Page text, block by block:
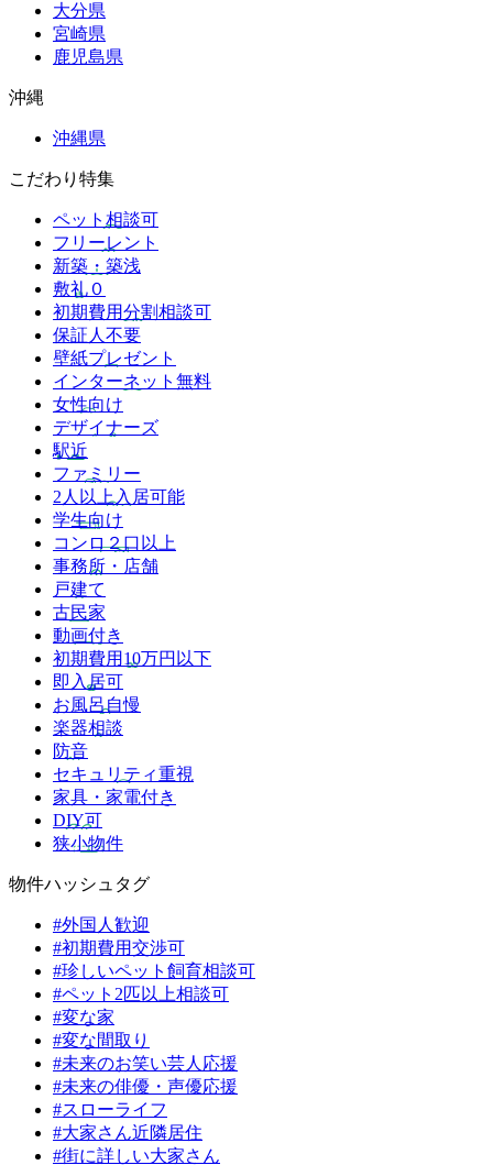
大分県
宮崎県
鹿児島県
沖縄
沖縄県
こだわり特集
ペット相談可
フリーレント
新築・築浅
敷礼０
初期費用分割相談可
保証人不要
壁紙プレゼント
インターネット無料
女性向け
デザイナーズ
駅近
ファミリー
2人以上入居可能
学生向け
コンロ２口以上
事務所・店舗
戸建て
古民家
動画付き
初期費用10万円以下
即入居可
お風呂自慢
楽器相談
防音
セキュリティ重視
家具・家電付き
DIY可
狭小物件
物件ハッシュタグ
#外国人歓迎
#初期費用交渉可
#珍しいペット飼育相談可
#ペット2匹以上相談可
#変な家
#変な間取り
#未来のお笑い芸人応援
#未来の俳優・声優応援
#スローライフ
#大家さん近隣居住
#街に詳しい大家さん